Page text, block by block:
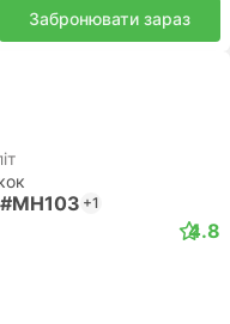
Забронювати зараз
+1
4.8